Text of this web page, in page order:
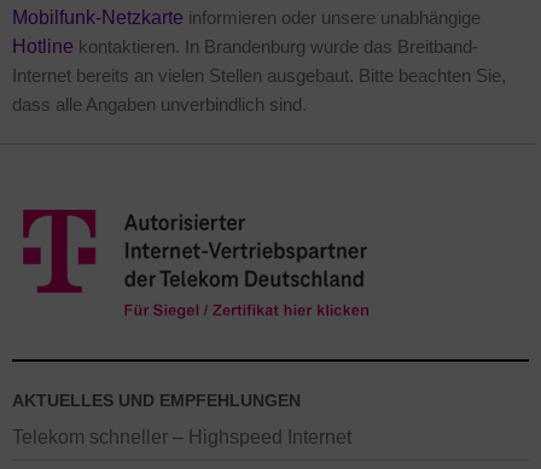
Mobilfunk-Netzkarte informieren oder unsere unabhängige
Hotline kontaktieren. In Brandenburg wurde das Breitband-
Internet bereits an vielen Stellen ausgebaut. Bitte beachten Sie,
dass alle Angaben unverbindlich sind.
AKTUELLES UND EMPFEHLUNGEN
Telekom schneller – Highspeed Internet